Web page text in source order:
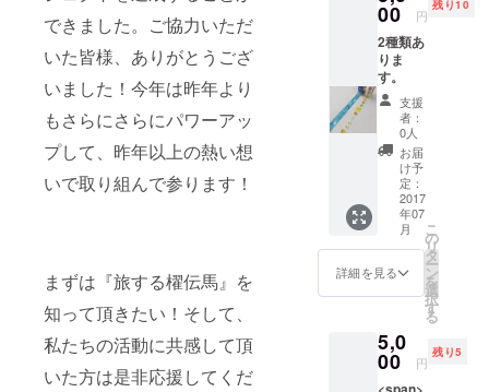
できました。ご協力いただ
いた皆様、ありがとうござ
いました！今年は昨年より
もさらにさらにパワーアッ
プして、昨年以上の熱い想
いで取り組んで参ります！
まずは『旅する櫂伝馬』を
知って頂きたい！そして、
私たちの活動に共感して頂
いた方は是非応援してくだ
ぬぐい
の種類
はこち
らで決
めさせ
て頂き
ます。
もし、
色の要
望があ
りまし
たら個
別にご
連絡く
ださい
ますよ
00 円
残り10
2種類あ
りま
す。
支援
者：
0人
お届
け予
定：
2017
年07
月
詳細を見る
こ
の
リ
タ
ー
ン
を
選
択
す
る
5,0
00 円
残り5